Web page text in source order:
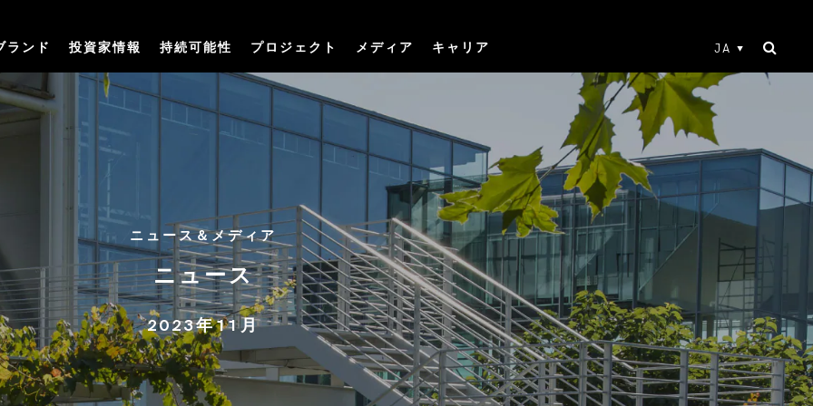
ランド 投資家情報 持続可能性 プロジェクト メディア キャリア JA
ニュース＆メディア
ニュース
2023年11月